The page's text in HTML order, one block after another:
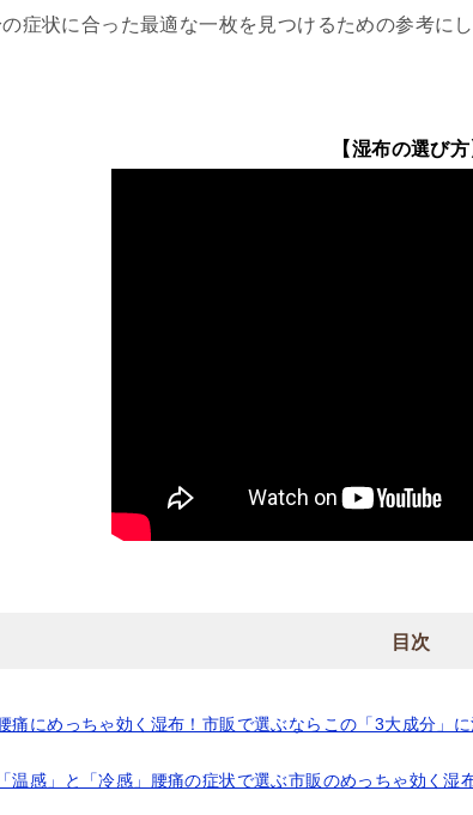
症状に合った最適な一枚を見つけるための参考にし
【湿布の選び方
目次
痛にめっちゃ効く湿布！市販で選ぶならこの「3大成分」に
「温感」と「冷感」腰痛の症状で選ぶ市販のめっちゃ効く湿